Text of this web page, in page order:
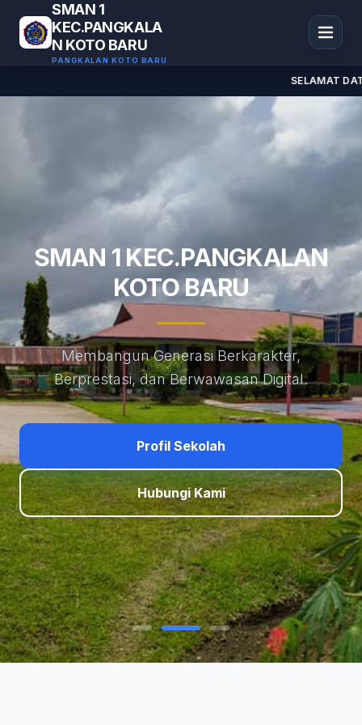
SMAN 1
KEC.PANGKALA
N KOTO BARU
PANGKALAN KOTO BARU
SELAMAT
SMAN 1 KEC.PANGKALAN
KOTO BARU
Membangun Generasi Berkarakter,
Berprestasi, dan Berwawasan Digital.
Profil Sekolah
Hubungi Kami